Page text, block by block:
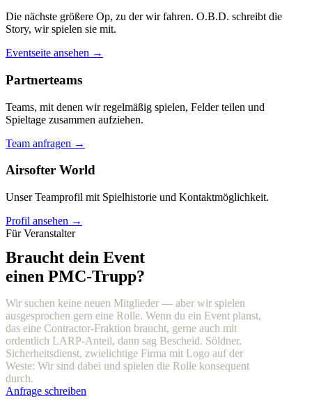
Die nächste größere Op, zu der wir fahren. O.B.D. schreibt die
Story, wir spielen sie mit.
Eventseite ansehen →
Partnerteams
Teams, mit denen wir regelmäßig spielen, Felder teilen und
Spieltage zusammen aufziehen.
Team anfragen →
Airsofter World
Unser Teamprofil mit Spielhistorie und Kontaktmöglichkeit.
Profil ansehen →
Für Veranstalter
Braucht dein Event
einen PMC-Trupp?
Wir suchen keine neuen Mitglieder — aber wir spielen
ausgesprochen gern eine Rolle. Wenn du ein Event planst,
das eine Contractor-Fraktion braucht, gerne auch mit
ordentlich LARP-Anteil, dann sag Bescheid. Söldner,
Sicherheitsdienst, zwielichtige Firma mit Logo auf der
Weste: Wir sind dabei und spielen die Rolle konsequent
durch.
Anfrage schreiben